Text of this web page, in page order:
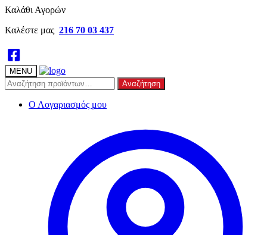
Skip
navigation
Skip
content
Καλάθι Αγορών
Καλέστε μας 216 70 03 437
MENU
Αναζήτηση
για:
Αναζήτηση
Ο Λογαριασμός μου